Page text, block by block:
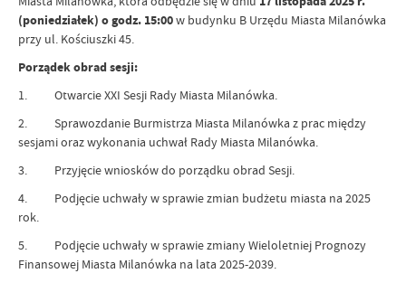
(poniedziałek) o godz. 15:00w budynku B Urzędu Miasta Milanówka
przy ul. Kościuszki 45.
Porządek obrad sesji:
1. Otwarcie XXI Sesji Rady Miasta Milanówka.
2. Sprawozdanie Burmistrza Miasta Milanówka z prac między
sesjami oraz wykonania uchwał Rady Miasta Milanówka.
3. Przyjęcie wniosków do porządku obrad Sesji.
4. Podjęcie uchwały w sprawie zmian budżetu miasta na 2025
rok.
5. Podjęcie uchwały w sprawie zmiany Wieloletniej Prognozy
Finansowej Miasta Milanówka na lata 2025-2039.